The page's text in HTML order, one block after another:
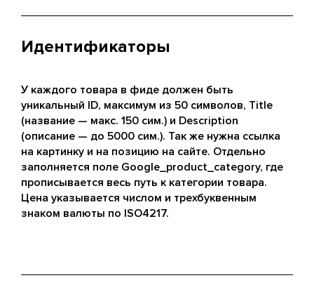
Идентификаторы
У каждого товара в фиде должен быть
уникальный ID, максимум из 50 символов, Title
(название — макс. 150 сим.) и Description
(описание — до 5000 сим.). Так же нужна ссылка
на картинку и на позицию на сайте. Отдельно
заполняется поле Google_product_category, где
прописывается весь путь к категории товара.
Цена указывается числом и трехбуквенным
знаком валюты по ISO4217.